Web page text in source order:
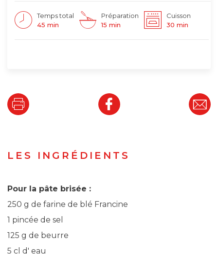
Temps total
45 min
Préparation
15 min
Cuisson
30 min
LES INGRÉDIENTS
Pour la pâte brisée :
250 g de farine de blé Francine
1 pincée de sel
125 g de beurre
5 cl d' eau